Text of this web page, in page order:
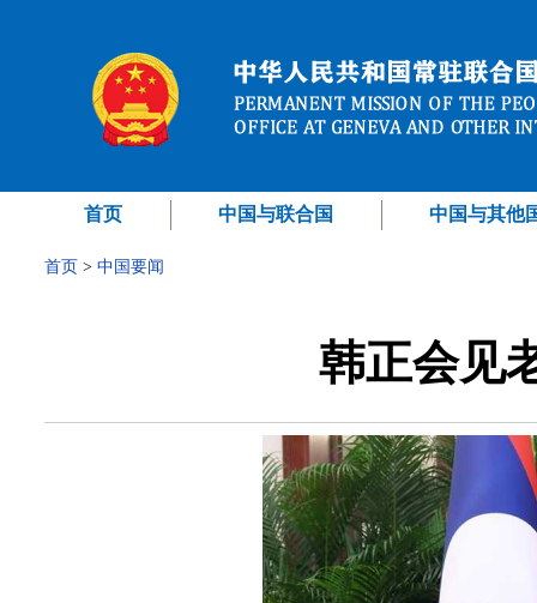
首页 中国与联合国 中国与其他
首页 > 中国要闻
韩正会见